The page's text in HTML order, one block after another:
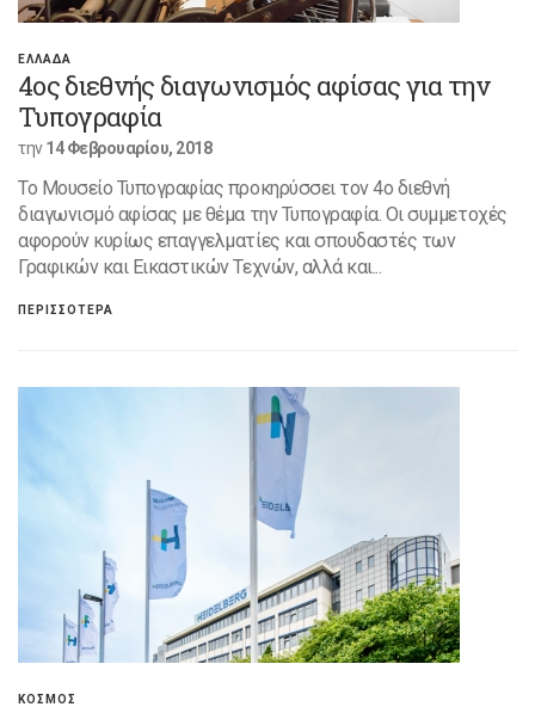
ΕΛΛΑΔΑ
4ος διεθνής διαγωνισμός αφίσας για την
Τυπογραφία
την14 Φεβρουαρίου, 2018
Το Μουσείο Τυπογραφίας προκηρύσσει τον 4ο διεθνή
διαγωνισμό αφίσας με θέμα την Τυπογραφία. Οι συμμετοχές
αφορούν κυρίως επαγγελματίες και σπουδαστές των
Γραφικών και Εικαστικών Τεχνών, αλλά και...
ΠΕΡΙΣΣΟΤΕΡΑ
ΚΟΣΜΟΣ